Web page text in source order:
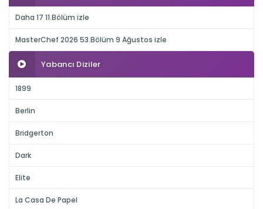
Daha 17 11.Bölüm izle
MasterChef 2026 53.Bölüm 9 Ağustos izle
Yabancı Diziler
1899
Berlin
Bridgerton
Dark
Elite
La Casa De Papel